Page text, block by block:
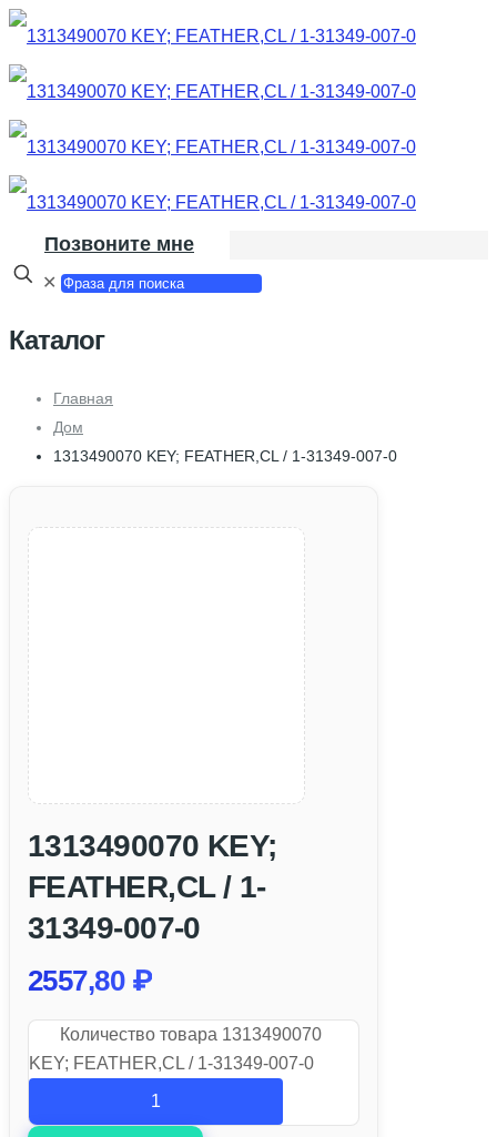
Позвоните мне
✕
Каталог
Главная
Дом
1313490070 KEY; FEATHER,CL / 1-31349-007-0
1313490070 KEY;
FEATHER,CL / 1-
31349-007-0
2557,80 ₽
Количество товара 1313490070
KEY; FEATHER,CL / 1-31349-007-0